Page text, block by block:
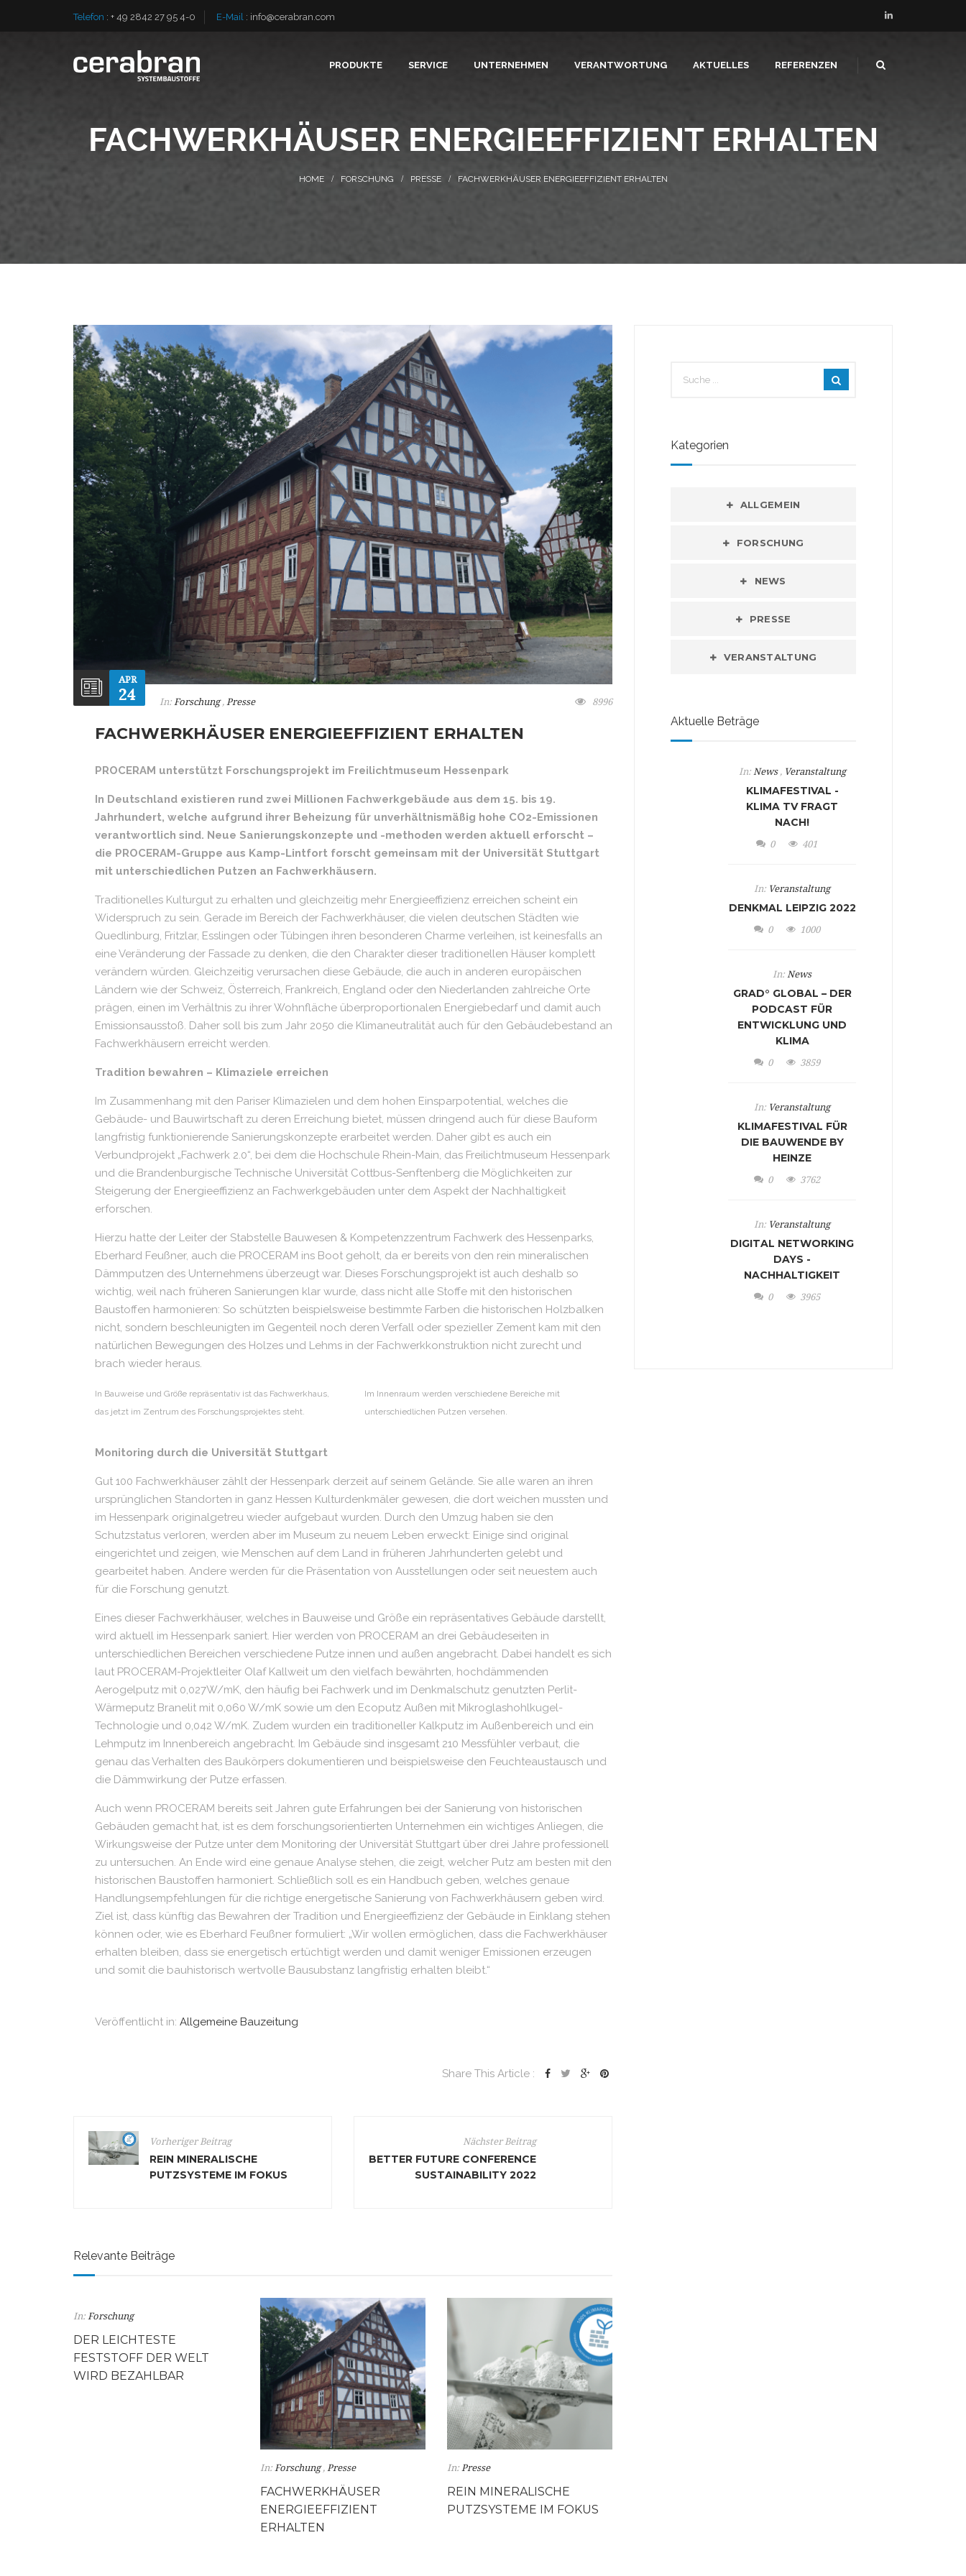
Telefon : + 49 2842 27 95 4-0 E-Mail : info@cerabran.com
PRODUKTE SERVICE UNTERNEHMEN VERANTWORTUNG AKTUELLES REFERENZEN
FACHWERKHÄUSER ENERGIEEFFIZIENT ERHALTEN
FORSCHUNG PRESSE FACHWERKHÄUSER ENERGIEEFFIZIENT ERHALTEN
APR
24 In: Forschung, Presse 8996
FACHWERKHÄUSER ENERGIEEFFIZIENT ERHALTEN
PROCERAM unterstützt Forschungsprojekt im Freilichtmuseum Hessenpark
In Deutschland existieren rund zwei Millionen Fachwerkgebäude aus dem 15. bis 19.
Jahrhundert, welche aufgrund ihrer Beheizung für unverhältnismäßig hohe CO2-Emissionen
verantwortlich sind. Neue Sanierungskonzepte und -methoden werden aktuell erforscht –
die PROCERAM-Gruppe aus Kamp-Lintfort forscht gemeinsam mit der Universität Stuttgart
mit unterschiedlichen Putzen an Fachwerkhäusern.
Traditionelles Kulturgut zu erhalten und gleichzeitig mehr Energieeffizienz erreichen scheint ein
Widerspruch zu sein. Gerade im Bereich der Fachwerkhäuser, die vielen deutschen Städten wie
Quedlinburg, Fritzlar, Esslingen oder Tübingen ihren besonderen Charme verleihen, ist keinesfalls an
eine Veränderung der Fassade zu denken, die den Charakter dieser traditionellen Häuser komplett
verändern würden. Gleichzeitig verursachen diese Gebäude, die auch in anderen europäischen
Ländern wie der Schweiz, Österreich, Frankreich, England oder den Niederlanden zahlreiche Orte
prägen, einen im Verhältnis zu ihrer Wohnfläche überproportionalen Energiebedarf und damit auch
Emissionsausstoß. Daher soll bis zum Jahr 2050 die Klimaneutralität auch für den Gebäudebestand an
Fachwerkhäusern erreicht werden.
Tradition bewahren – Klimaziele erreichen
Im Zusammenhang mit den Pariser Klimazielen und dem hohen Einsparpotential, welches die
Gebäude- und Bauwirtschaft zu deren Erreichung bietet, müssen dringend auch für diese Bauform
langfristig funktionierende Sanierungskonzepte erarbeitet werden. Daher gibt es auch ein
Verbundprojekt „Fachwerk 2.0“, bei dem die Hochschule Rhein-Main, das Freilichtmuseum Hessenpark
und die Brandenburgische Technische Universität Cottbus-Senftenberg die Möglichkeiten zur
Steigerung der Energieeffizienz an Fachwerkgebäuden unter dem Aspekt der Nachhaltigkeit
erforschen.
Hierzu hatte der Leiter der Stabstelle Bauwesen & Kompetenzzentrum Fachwerk des Hessenparks,
Eberhard Feußner, auch die PROCERAM ins Boot geholt, da er bereits von den rein mineralischen
Dämmputzen des Unternehmens überzeugt war. Dieses Forschungsprojekt ist auch deshalb so
wichtig, weil nach früheren Sanierungen klar wurde, dass nicht alle Stoffe mit den historischen
Baustoffen harmonieren: So schützten beispielsweise bestimmte Farben die historischen Holzbalken
nicht, sondern beschleunigten im Gegenteil noch deren Verfall oder spezieller Zement kam mit den
natürlichen Bewegungen des Holzes und Lehms in der Fachwerkkonstruktion nicht zurecht und
brach wieder heraus.
In Bauweise und Größe repräsentativ ist das Fachwerkhaus,
das jetzt im Zentrum des Forschungsprojektes steht.
Im Innenraum werden verschiedene Bereiche mit
unterschiedlichen Putzen versehen.
Monitoring durch die Universität Stuttgart
Gut 100 Fachwerkhäuser zählt der Hessenpark derzeit auf seinem Gelände. Sie alle waren an ihren
ursprünglichen Standorten in ganz Hessen Kulturdenkmäler gewesen, die dort weichen mussten und
im Hessenpark originalgetreu wieder aufgebaut wurden. Durch den Umzug haben sie den
Schutzstatus verloren, werden aber im Museum zu neuem Leben erweckt: Einige sind original
eingerichtet und zeigen, wie Menschen auf dem Land in früheren Jahrhunderten gelebt und
gearbeitet haben. Andere werden für die Präsentation von Ausstellungen oder seit neuestem auch
für die Forschung genutzt.
Eines dieser Fachwerkhäuser, welches in Bauweise und Größe ein repräsentatives Gebäude darstellt,
wird aktuell im Hessenpark saniert. Hier werden von PROCERAM an drei Gebäudeseiten in
unterschiedlichen Bereichen verschiedene Putze innen und außen angebracht. Dabei handelt es sich
laut PROCERAM-Projektleiter Olaf Kallweit um den vielfach bewährten, hochdämmenden
Aerogelputz mit 0,027W/mK, den häufig bei Fachwerk und im Denkmalschutz genutzten Perlit-
Wärmeputz Branelit mit 0,060 W/mK sowie um den Ecoputz Außen mit Mikroglashohlkugel-
Technologie und 0,042 W/mK. Zudem wurden ein traditioneller Kalkputz im Außenbereich und ein
Lehmputz im Innenbereich angebracht. Im Gebäude sind insgesamt 210 Messfühler verbaut, die
genau das Verhalten des Baukörpers dokumentieren und beispielsweise den Feuchteaustausch und
die Dämmwirkung der Putze erfassen.
Auch wenn PROCERAM bereits seit Jahren gute Erfahrungen bei der Sanierung von historischen
Gebäuden gemacht hat, ist es dem forschungsorientierten Unternehmen ein wichtiges Anliegen, die
Wirkungsweise der Putze unter dem Monitoring der Universität Stuttgart über drei Jahre professionell
zu untersuchen. An Ende wird eine genaue Analyse stehen, die zeigt, welcher Putz am besten mit den
historischen Baustoffen harmoniert. Schließlich soll es ein Handbuch geben, welches genaue
Handlungsempfehlungen für die richtige energetische Sanierung von Fachwerkhäusern geben wird.
Ziel ist, dass künftig das Bewahren der Tradition und Energieeffizienz der Gebäude in Einklang stehen
können oder, wie es Eberhard Feußner formuliert: „Wir wollen ermöglichen, dass die Fachwerkhäuser
erhalten bleiben, dass sie energetisch ertüchtigt werden und damit weniger Emissionen erzeugen
und somit die bauhistorisch wertvolle Bausubstanz langfristig erhalten bleibt.“
Veröffentlicht in: Allgemeine Bauzeitung
Share This Article :
Vorheriger Beitrag
REIN MINERALISCHE
PUTZSYSTEME IM FOKUS
Nächster Beitrag
BETTER FUTURE CONFERENCE
SUSTAINABILITY 2022
Relevante Beiträge
In: Forschung
DER LEICHTESTE
FESTSTOFF DER WELT
WIRD BEZAHLBAR
In: Forschung, Presse
FACHWERKHÄUSER
ENERGIEEFFIZIENT
ERHALTEN
In: Presse
REIN MINERALISCHE
PUTZSYSTEME IM FOKUS
Kategorien
ALLGEMEIN
FORSCHUNG
NEWS
PRESSE
VERANSTALTUNG
Aktuelle Beträge
In: News, Veranstaltung
KLIMAFESTIVAL -
KLIMA TV FRAGT
NACH!
0 401
In: Veranstaltung
DENKMAL LEIPZIG 2022
0 1000
In: News
GRAD° GLOBAL – DER
PODCAST FÜR
ENTWICKLUNG UND
KLIMA
0 3859
In: Veranstaltung
KLIMAFESTIVAL FÜR
DIE BAUWENDE BY
HEINZE
0 3762
In: Veranstaltung
DIGITAL NETWORKING
DAYS -
NACHHALTIGKEIT
0 3965